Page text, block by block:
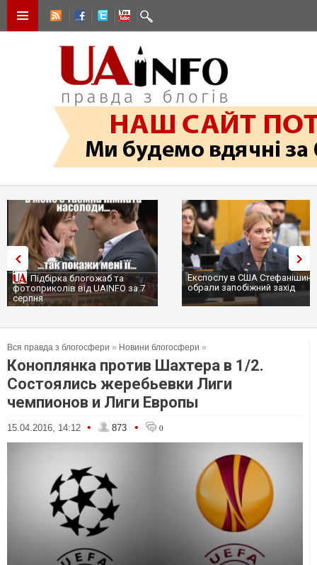
Підбірка блогожаб та
фотоприколів від UAINFO за 7
серпня
Експослу в США
обрали запобіжний захід
Вся правда з блогосфери » Новини блогосфери »
Коноплянка против Шахтера в 1/2.
Состоялись жеребьевки Лиги
чемпионов и Лиги Европы
15.04.2016, 14:12 • 873 • 0